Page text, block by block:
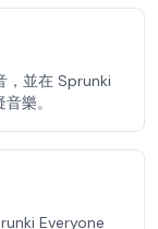
，並在 Sprunki
樂。
Everyone